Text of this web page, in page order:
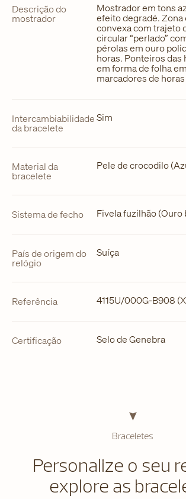
Descrição do
mostrador
Mostrador em tons
efeito degradé.
convexa com trajeto
circular “perlado”
pérolas em ouro
horas. Ponteiros
em forma de folha
marcadores de
Intercambiabilidade
da bracelete
Sim
Material da
bracelete
Pele de crocodilo
Sistema de fecho Fivela fuzilhão (Ouro
País de origem do
relógio
Suíça
Referência 4115U/000G-B908
Certificação Selo de Genebra
Braceletes
Personalize o seu
explore as